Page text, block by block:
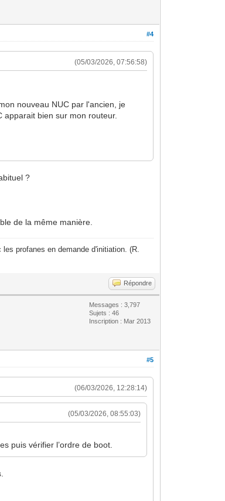
#4
(05/03/2026, 07:56:58)
nouveau NUC par l'ancien, je
bien sur mon routeur.
?
de la même manière.
profanes en demande d'initiation. (R.
Répondre
Messages : 3,797
Sujets : 46
Inscription : Mar 2013
#5
(06/03/2026, 12:28:14)
(05/03/2026, 08:55:03)
puis vérifier l’ordre de boot.